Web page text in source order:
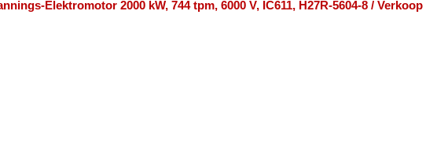
Elektromotor 2000 kW, 744 tpm, 6000 V, IC611, H27R-5604-8 / Verkoop